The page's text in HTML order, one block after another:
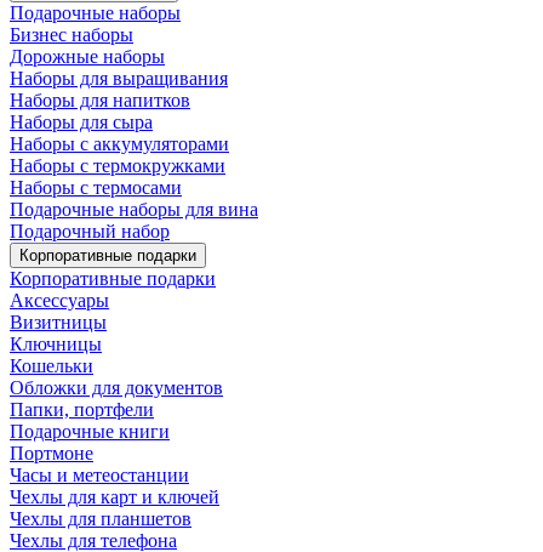
Подарочные наборы
Бизнес наборы
Дорожные наборы
Наборы для выращивания
Наборы для напитков
Наборы для сыра
Наборы с аккумуляторами
Наборы с термокружками
Наборы с термосами
Подарочные наборы для вина
Подарочный набор
Корпоративные подарки
Корпоративные подарки
Аксессуары
Визитницы
Ключницы
Кошельки
Обложки для документов
Папки, портфели
Подарочные книги
Портмоне
Часы и метеостанции
Чехлы для карт и ключей
Чехлы для планшетов
Чехлы для телефона